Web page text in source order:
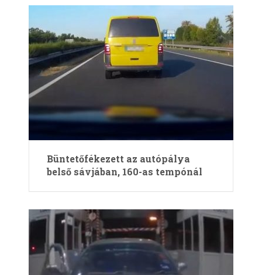
Büntetőfékezett az autópálya
belső sávjában, 160-as tempónál